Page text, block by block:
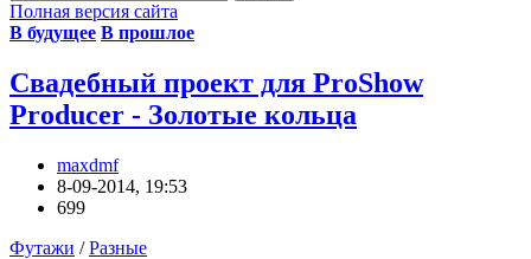
Полная версия сайта
В будущее В прошлое
Свадебный проект для ProShow
Producer - Золотые кольца
maxdmf
8-09-2014, 19:53
699
Футажи /Разные